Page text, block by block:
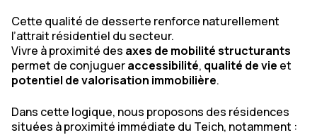
Cette qualité de desserte renforce naturellement
l’attrait résidentiel du secteur.
Vivre à proximité des axes de mobilité structurants
permet de conjugueraccessibilité, qualité de vie et
potentiel de valorisation immobilière.
Dans cette logique, nous proposons des résidences
situées à proximité immédiate du Teich, notamment :